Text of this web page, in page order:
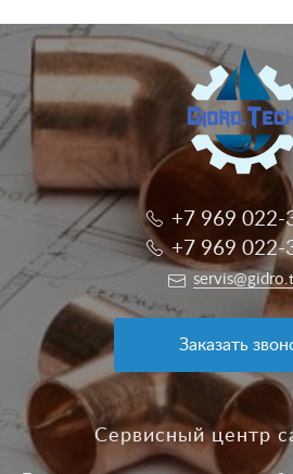
+7 969 022-
+7 969 022-
Заказать
Сервисный центр